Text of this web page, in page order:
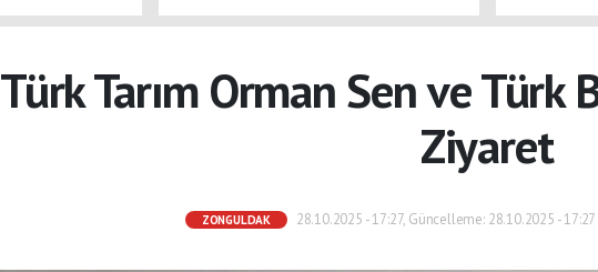
Türk Tarım Orman Sen ve Türk
Ziyaret
ZONGULDAK 28.10.2025 - 17:27, Güncelleme: 28.10.2025 - 17:27